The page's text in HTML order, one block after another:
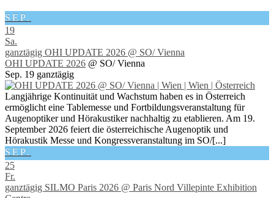
SEP.
19
Sa.
ganztägig OHI UPDATE 2026 @ SO/ Vienna
OHI UPDATE 2026 @ SO/ Vienna
Sep. 19 ganztägig
Langjährige Kontinuität und Wachstum haben es in Österreich
ermöglicht eine Tablemesse und Fortbildungsveranstaltung für
Augenoptiker und Hörakustiker nachhaltig zu etablieren. Am 19.
September 2026 feiert die österreichische Augenoptik und
Hörakustik Messe und Kongressveranstaltung im SO/[...]
SEP.
25
Fr.
ganztägig SILMO Paris 2026 @ Paris Nord Villepinte Exhibition